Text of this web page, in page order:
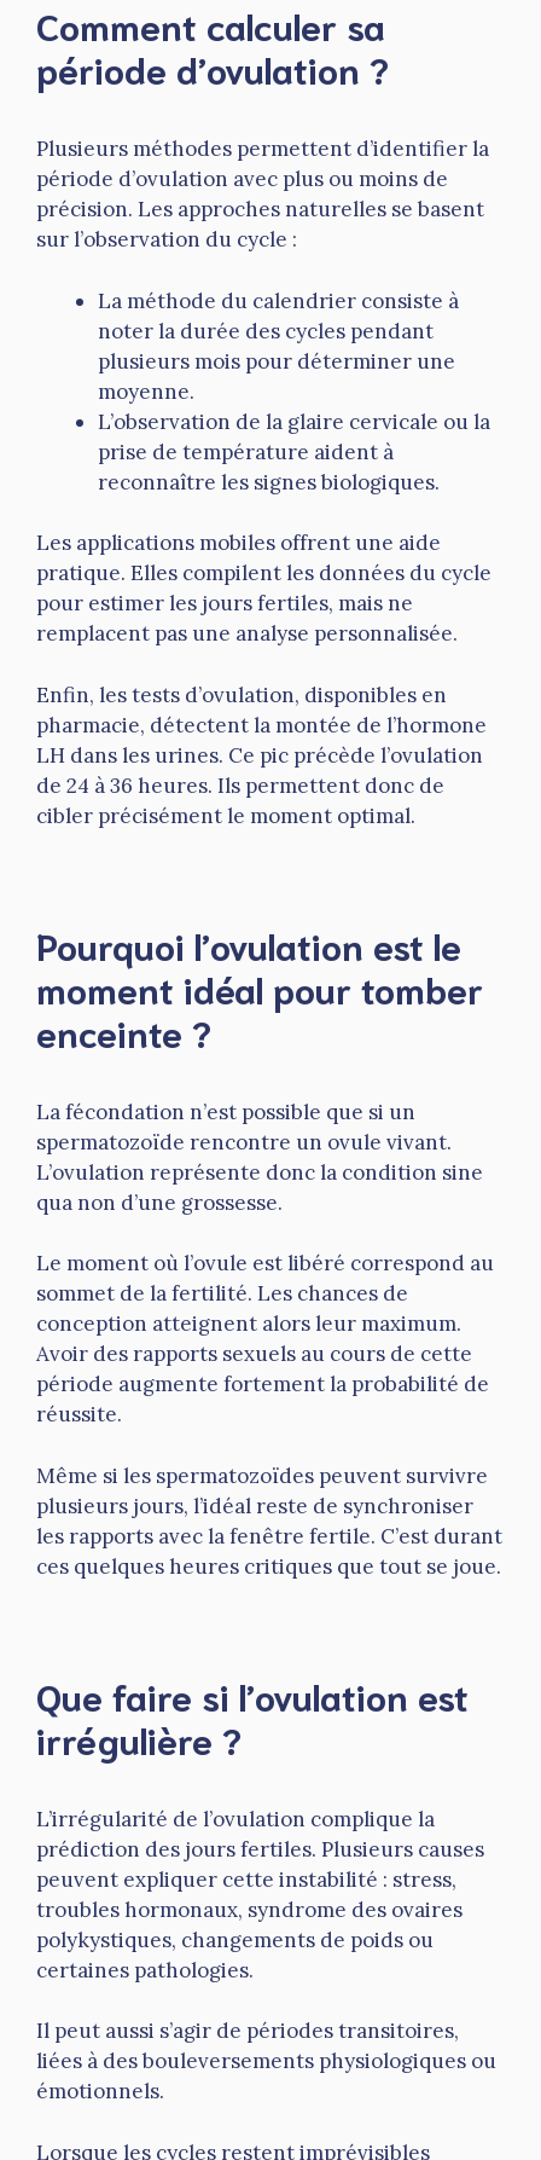
Comment calculer sa
période d’ovulation ?
Plusieurs méthodes permettent d’identifier la
période d’ovulation avec plus ou moins de
précision. Les approches naturelles se basent
sur l’observation du cycle :
La méthode du calendrier consiste à
noter la durée des cycles pendant
plusieurs mois pour déterminer une
moyenne.
L’observation de la glaire cervicale ou la
prise de température aident à
reconnaître les signes biologiques.
Les applications mobiles offrent une aide
pratique. Elles compilent les données du cycle
pour estimer les jours fertiles, mais ne
remplacent pas une analyse personnalisée.
Enfin, les tests d’ovulation, disponibles en
pharmacie, détectent la montée de l’hormone
LH dans les urines. Ce pic précède l’ovulation
de 24 à 36 heures. Ils permettent donc de
cibler précisément le moment optimal.
Pourquoi l’ovulation est le
moment idéal pour tomber
enceinte ?
La fécondation n’est possible que si un
spermatozoïde rencontre un ovule vivant.
L’ovulation représente donc la condition sine
qua non d’une grossesse.
Le moment où l’ovule est libéré correspond au
sommet de la fertilité. Les chances de
conception atteignent alors leur maximum.
Avoir des rapports sexuels au cours de cette
période augmente fortement la probabilité de
réussite.
Même si les spermatozoïdes peuvent survivre
plusieurs jours, l’idéal reste de synchroniser
les rapports avec la fenêtre fertile. C’est durant
ces quelques heures critiques que tout se joue.
Que faire si l’ovulation est
irrégulière ?
L’irrégularité de l’ovulation complique la
prédiction des jours fertiles. Plusieurs causes
peuvent expliquer cette instabilité : stress,
troubles hormonaux, syndrome des ovaires
polykystiques, changements de poids ou
certaines pathologies.
Il peut aussi s’agir de périodes transitoires,
liées à des bouleversements physiologiques ou
émotionnels.
Lorsque les cycles restent imprévisibles